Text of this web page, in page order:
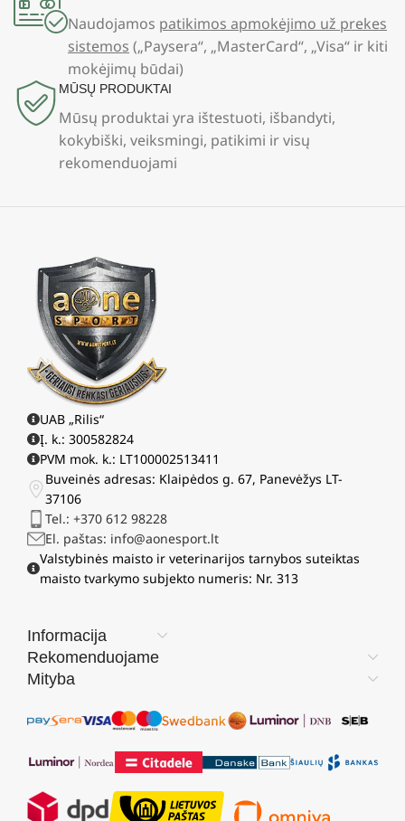
Naudojamos patikimos apmokėjimo už prekes
sistemos („Paysera“, „MasterCard“, „Visa“ ir kiti
mokėjimų būdai)
MŪSŲ PRODUKTAI
Mūsų produktai yra ištestuoti, išbandyti,
kokybiški, veiksmingi, patikimi ir visų
rekomenduojami
UAB „Rilis“
Į. k.: 300582824
PVM mok. k.: LT100002513411
Buveinės adresas: Klaipėdos g. 67, Panevėžys LT-
37106
Tel.: +370 612 98228
El. paštas: info@aonesport.lt
Valstybinės maisto ir veterinarijos tarnybos suteiktas
maisto tvarkymo subjekto numeris: Nr. 313
Informacija
Rekomenduojame
Mityba